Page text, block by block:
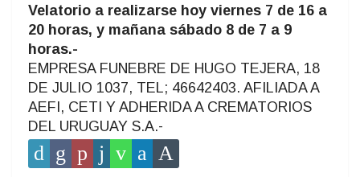
Velatorio a realizarse hoy viernes 7 de 16 a
20 horas, y mañana sábado 8 de 7 a 9
horas.-
EMPRESA FUNEBRE DE HUGO TEJERA, 18
DE JULIO 1037, TEL; 46642403. AFILIADA A
AEFI, CETI Y ADHERIDA A CREMATORIOS
DEL URUGUAY S.A.-